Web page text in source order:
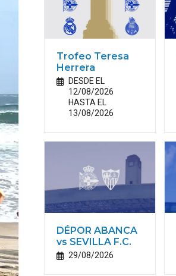
Trofeo Teresa
Herrera
DESDE EL
12/08/2026
HASTA EL
13/08/2026
DÉPOR ABANCA
vs SEVILLA F.C.
29/08/2026